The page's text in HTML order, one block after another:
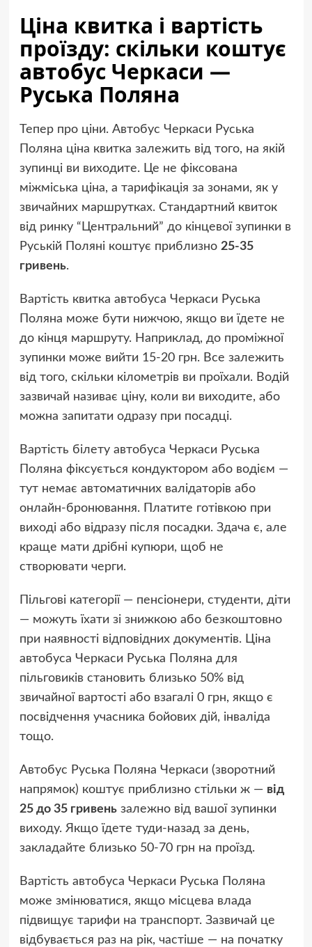
Ціна квитка і вартість
проїзду: скільки коштує
автобус Черкаси —
Руська Поляна
Тепер про ціни. Автобус Черкаси Руська
Поляна ціна квитка залежить від того, на якій
зупинці ви виходите. Це не фіксована
міжміська ціна, а тарифікація за зонами, як у
звичайних маршрутках. Стандартний квиток
від ринку “Центральний” до кінцевої зупинки в
Руській Поляні коштує приблизно 25-35
гривень.
Вартість квитка автобуса Черкаси Руська
Поляна може бути нижчою, якщо ви їдете не
до кінця маршруту. Наприклад, до проміжної
зупинки може вийти 15-20 грн. Все залежить
від того, скільки кілометрів ви проїхали. Водій
зазвичай називає ціну, коли ви виходите, або
можна запитати одразу при посадці.
Вартість білету автобуса Черкаси Руська
Поляна фіксується кондуктором або водієм —
тут немає автоматичних валідаторів або
онлайн-бронювання. Платите готівкою при
виході або відразу після посадки. Здача є, але
краще мати дрібні купюри, щоб не
створювати черги.
Пільгові категорії — пенсіонери, студенти, діти
— можуть їхати зі знижкою або безкоштовно
при наявності відповідних документів. Ціна
автобуса Черкаси Руська Поляна для
пільговиків становить близько 50% від
звичайної вартості або взагалі 0 грн, якщо є
посвідчення учасника бойових дій, інваліда
тощо.
Автобус Руська Поляна Черкаси (зворотний
напрямок) коштує приблизно стільки ж — від
25 до 35 гривеньзалежно від вашої зупинки
виходу. Якщо їдете туди-назад за день,
закладайте близько 50-70 грн на проїзд.
Вартість автобуса Черкаси Руська Поляна
може змінюватися, якщо місцева влада
підвищує тарифи на транспорт. Зазвичай це
відбувається раз на рік, частіше — на початку